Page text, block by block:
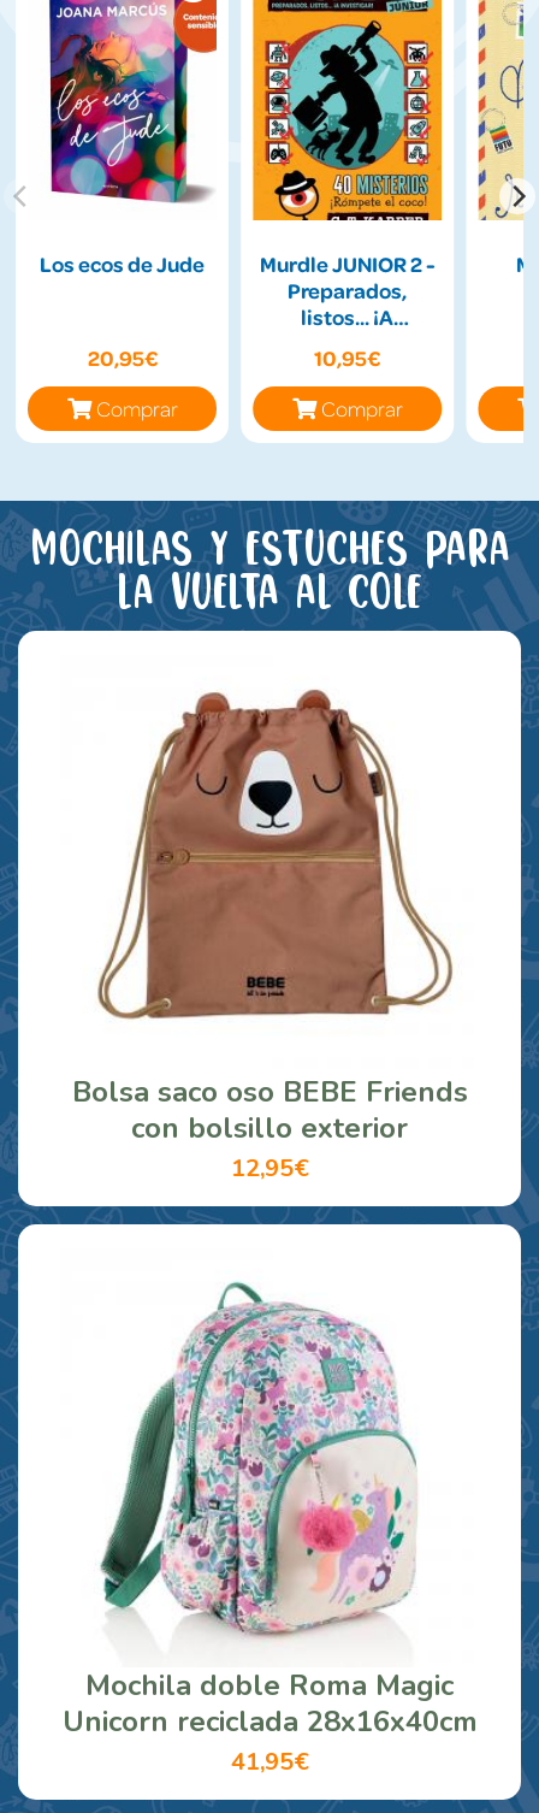
Los ecos de Jude
20,95€
Comprar
Murdle JUNIOR 2 -
Preparados,
listos... ¡A
10,95€
Comprar
Mochilas y estuches para
la vuelta al cole
Bolsa saco oso BEBE Friends
con bolsillo exterior
12,95€
Mochila doble Roma Magic
Unicorn reciclada 28x16x40cm
41,95€